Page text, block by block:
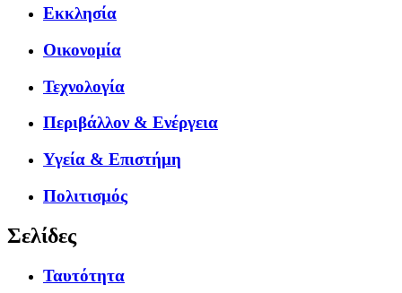
Εκκλησία
Οικονομία
Τεχνολογία
Περιβάλλον & Ενέργεια
Υγεία & Επιστήμη
Πολιτισμός
Σελίδες
Ταυτότητα